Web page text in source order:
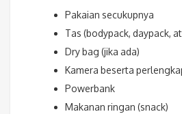
Pakaian secukupnya
Tas (bodypack, daypack,
Dry bag (jika ada)
Kamera beserta
Powerbank
Makanan ringan (snack)